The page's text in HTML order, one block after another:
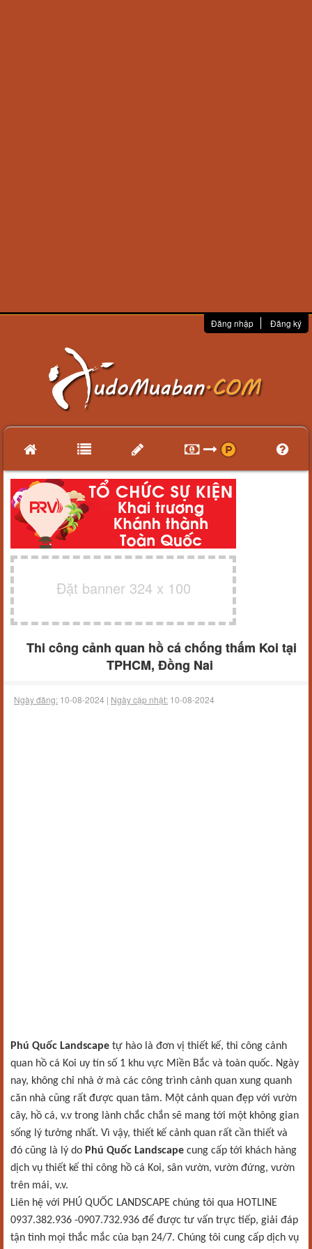
Đăng nhập Đăng ký
Đặt banner 324 x 100
Thi công cảnh quan hồ cá chống thấm Koi tại
TPHCM, Đồng Nai
Ngày đăng: 10-08-2024 | Ngày cập nhật: 10-08-2024
Phú Quốc Landscape tự hào là đơn vị thiết kế, thi công cảnh
quan hồ cá Koi uy tín số 1 khu vực Miền Bắc và toàn quốc. Ngày
nay, không chỉ nhà ở mà các công trình cảnh quan xung quanh
căn nhà cũng rất được quan tâm. Một cảnh quan đẹp với vườn
cây, hồ cá, v.v trong lành chắc chắn sẽ mang tới một không gian
sống lý tưởng nhất. Vì vậy, thiết kế cảnh quan rất cần thiết và
đó cũng là lý do Phú Quốc Landscape cung cấp tới khách hàng
dịch vụ thiết kế thi công hồ cá Koi, sân vườn, vườn đứng, vườn
trên mái, v.v.
Liên hệ với PHÚ QUỐC LANDSCAPE chúng tôi qua HOTLINE
0937.382.936 -0907.732.936 để được tư vấn trực tiếp, giải đáp
tận tình mọi thắc mắc của bạn 24/7. Chúng tôi cung cấp dịch vụ